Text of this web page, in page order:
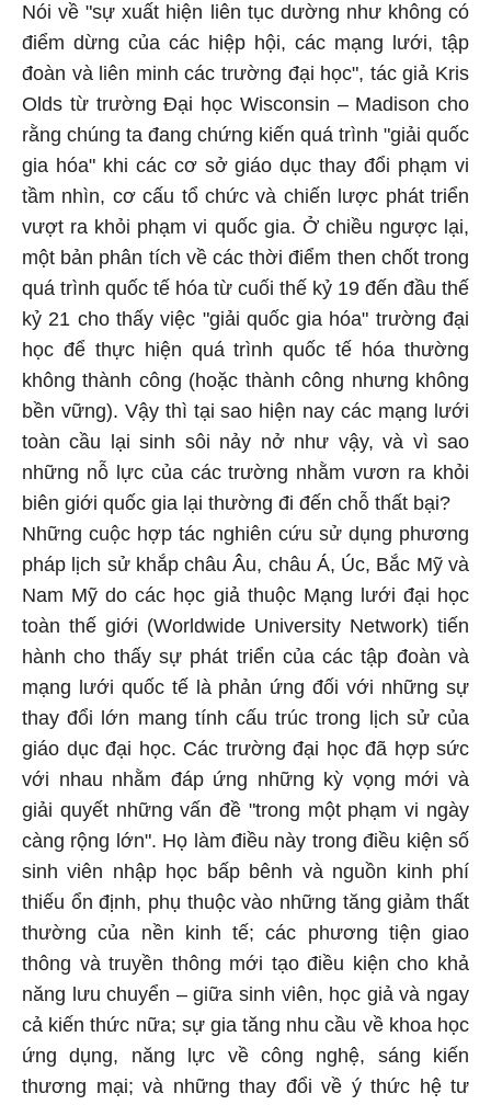
Nói về "sự xuất hiện liên tục dường như không có
điểm dừng của các hiệp hội, các mạng lưới, tập
đoàn và liên minh các trường đại học", tác giả Kris
Olds từ trường Đại học Wisconsin – Madison cho
rằng chúng ta đang chứng kiến quá trình "giải quốc
gia hóa" khi các cơ sở giáo dục thay đổi phạm vi
tầm nhìn, cơ cấu tổ chức và chiến lược phát triển
vượt ra khỏi phạm vi quốc gia. Ở chiều ngược lại,
một bản phân tích về các thời điểm then chốt trong
quá trình quốc tế hóa từ cuối thế kỷ 19 đến đầu thế
kỷ 21 cho thấy việc "giải quốc gia hóa" trường đại
học để thực hiện quá trình quốc tế hóa thường
không thành công (hoặc thành công nhưng không
bền vững). Vậy thì tại sao hiện nay các mạng lưới
toàn cầu lại sinh sôi nảy nở như vậy, và vì sao
những nỗ lực của các trường nhằm vươn ra khỏi
biên giới quốc gia lại thường đi đến chỗ thất bại?
Những cuộc hợp tác nghiên cứu sử dụng phương
pháp lịch sử khắp châu Âu, châu Á, Úc, Bắc Mỹ và
Nam Mỹ do các học giả thuộc Mạng lưới đại học
toàn thế giới (Worldwide University Network) tiến
hành cho thấy sự phát triển của các tập đoàn và
mạng lưới quốc tế là phản ứng đối với những sự
thay đổi lớn mang tính cấu trúc trong lịch sử của
giáo dục đại học. Các trường đại học đã hợp sức
với nhau nhằm đáp ứng những kỳ vọng mới và
giải quyết những vấn đề "trong một phạm vi ngày
càng rộng lớn". Họ làm điều này trong điều kiện số
sinh viên nhập học bấp bênh và nguồn kinh phí
thiếu ổn định, phụ thuộc vào những tăng giảm thất
thường của nền kinh tế; các phương tiện giao
thông và truyền thông mới tạo điều kiện cho khả
năng lưu chuyển – giữa sinh viên, học giả và ngay
cả kiến thức nữa; sự gia tăng nhu cầu về khoa học
ứng dụng, năng lực về công nghệ, sáng kiến
thương mại; và những thay đổi về ý thức hệ tư